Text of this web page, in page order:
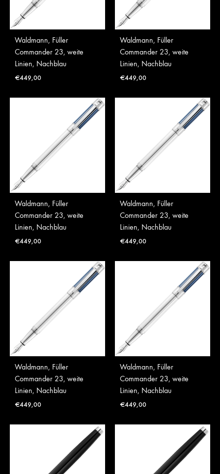
Waldmann, Füller
Commander 23, weite
Linien, Nachblau
€449,00
Waldmann, Füller
Commander 23, weite
Linien, Nachblau
€449,00
Waldmann, Füller
Commander 23, weite
Linien, Nachblau
€449,00
Waldmann, Füller
Commander 23, weite
Linien, Nachblau
€449,00
Waldmann, Füller
Commander 23, weite
Linien, Nachblau
€449,00
Waldmann, Füller
Commander 23, weite
Linien, Nachblau
€449,00